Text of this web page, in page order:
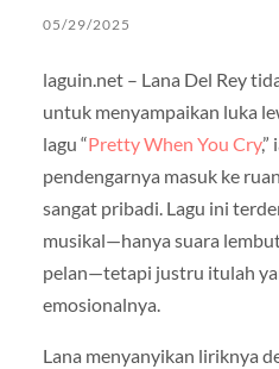
05/29/2025
laguin.net – Lana Del Rey
untuk menyampaikan luka
lagu “Pretty When You Cry,”
pendengarnya masuk ke
sangat pribadi. Lagu ini
musikal—hanya suara
pelan—tetapi justru itulah
emosionalnya.
Lana menyanyikan liriknya